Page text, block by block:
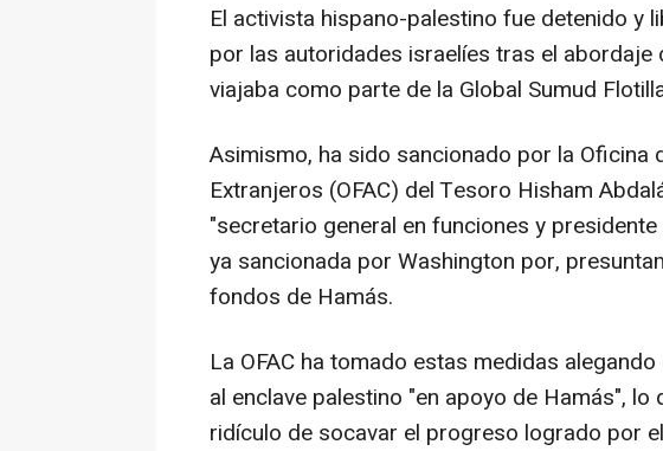
El activista hispano-palestino fue detenido y
por las autoridades israelíes tras el abordaje
viajaba como parte de la Global Sumud
Asimismo, ha sido sancionado por la Oficina
Extranjeros (OFAC) del Tesoro Hisham
"secretario general en funciones y
ya sancionada por Washington por,
fondos de Hamás.
La OFAC ha tomado estas medidas
al enclave palestino "en apoyo de Hamás",
ridículo de socavar el progreso logrado por